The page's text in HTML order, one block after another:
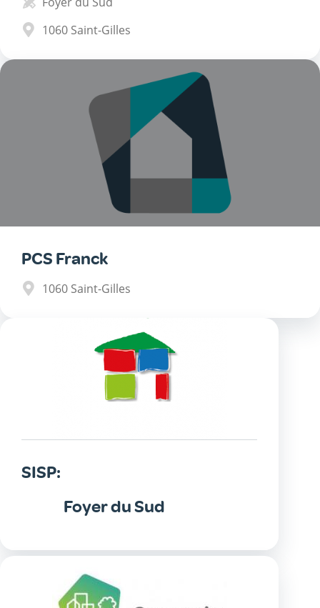
1060 Saint-Gilles
PCS Franck
1060 Saint-Gilles
SISP:
Foyer du Sud